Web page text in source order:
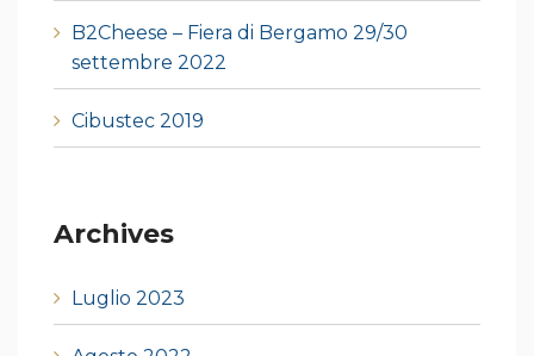
B2Cheese – Fiera di Bergamo 29/30
settembre 2022
Cibustec 2019
Archives
Luglio 2023